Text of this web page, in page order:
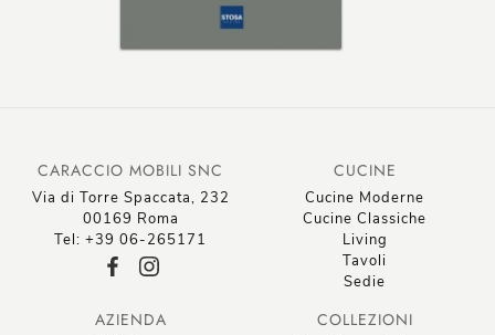
CARACCIO MOBILI SNC
Via di Torre Spaccata, 232
00169 Roma
Tel: +39 06-265171
CUCINE
Cucine Moderne
Cucine Classiche
Living
Tavoli
Sedie
AZIENDA COLLEZIONI